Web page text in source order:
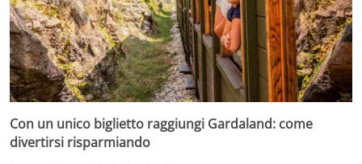
Con un unico biglietto raggiungi Gardaland: come
divertirsi risparmiando